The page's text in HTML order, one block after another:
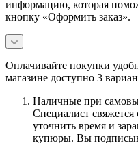
информацию, которая
кнопку «Оформить заказ».
Оплачивайте покупки
магазине доступно 3
Наличные при
Специалист
уточнить время и
купюры. Вы